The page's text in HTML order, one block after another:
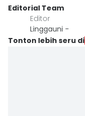
Editorial Team
Editor
Linggauni -
Tonton lebih seru di